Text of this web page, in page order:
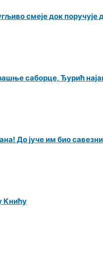
смеје док
саборце, Ђурић
До јуче им био
Книћу